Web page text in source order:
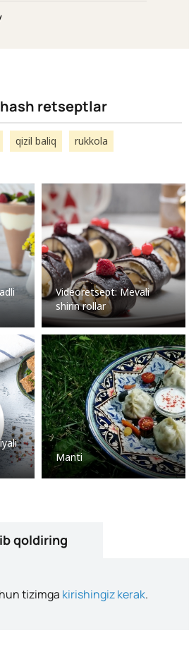
retseptlar
qizil baliq rukkola
Videoretsept: Mevali
shirin rollar
Manti
qoldiring
tizimga kirishingiz kerak.